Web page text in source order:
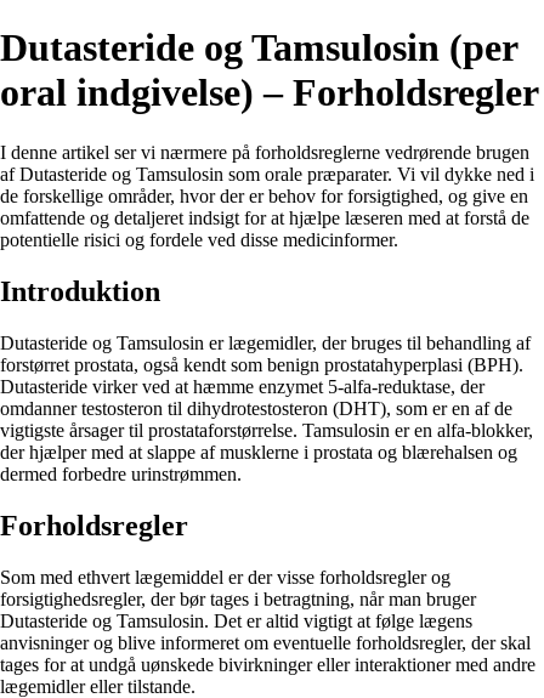
Dutasteride og Tamsulosin (per
oral indgivelse) – Forholdsregler
I denne artikel ser vi nærmere på forholdsreglerne vedrørende brugen
af Dutasteride og Tamsulosin som orale præparater. Vi vil dykke ned i
de forskellige områder, hvor der er behov for forsigtighed, og give en
omfattende og detaljeret indsigt for at hjælpe læseren med at forstå de
potentielle risici og fordele ved disse medicinformer.
Introduktion
Dutasteride og Tamsulosin er lægemidler, der bruges til behandling af
forstørret prostata, også kendt som benign prostatahyperplasi (BPH).
Dutasteride virker ved at hæmme enzymet 5-alfa-reduktase, der
omdanner testosteron til dihydrotestosteron (DHT), som er en af ​​de
vigtigste årsager til prostataforstørrelse. Tamsulosin er en alfa-blokker,
der hjælper med at slappe af musklerne i prostata og blærehalsen og
dermed forbedre urinstrømmen.
Forholdsregler
Som med ethvert lægemiddel er der visse forholdsregler og
forsigtighedsregler, der bør tages i betragtning, når man bruger
Dutasteride og Tamsulosin. Det er altid vigtigt at følge lægens
anvisninger og blive informeret om eventuelle forholdsregler, der skal
tages for at undgå uønskede bivirkninger eller interaktioner med andre
lægemidler eller tilstande.